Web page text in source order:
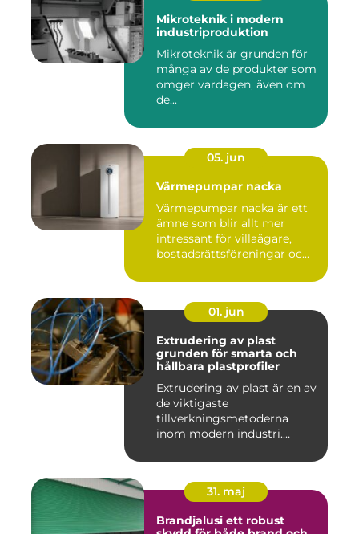
Mikroteknik i modern
industriproduktion
Mikroteknik är grunden för
många av de produkter som
omger vardagen, även om
de...
05. jun
Värmepumpar nacka
Värmepumpar nacka är ett
ämne som blir allt mer
intressant för villaägare,
bostadsrättsföreningar oc...
01. jun
Extrudering av plast
grunden för smarta och
hållbara plastprofiler
Extrudering av plast är en av
de viktigaste
tillverkningsmetoderna
inom modern industri.
31. maj
Brandjalusi ett robust